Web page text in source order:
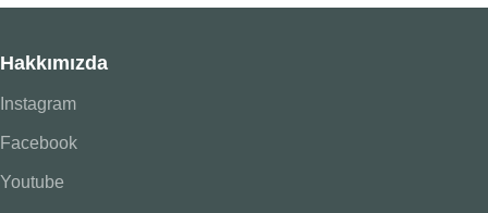
Hakkımızda
Instagram
Facebook
Youtube